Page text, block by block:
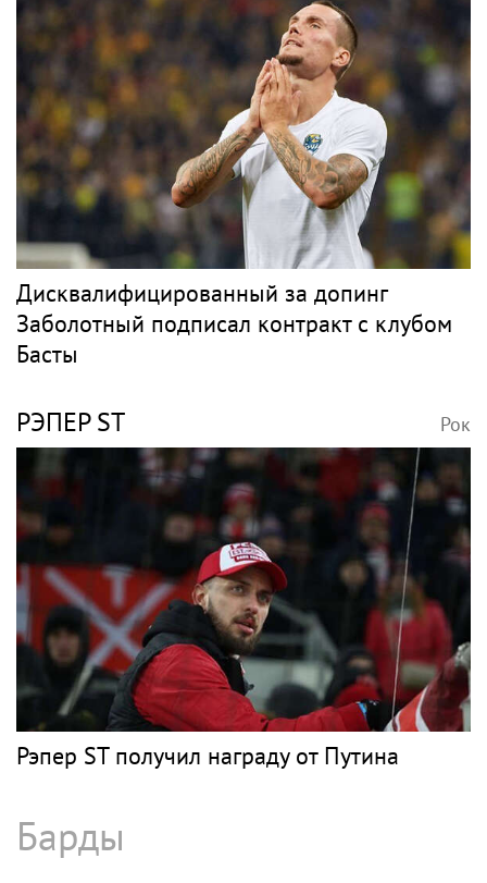
Дисквалифицированный за допинг
Заболотный подписал контракт с клубом
Басты
РЭПЕР ST Рок
Рэпер ST получил награду от Путина
Барды